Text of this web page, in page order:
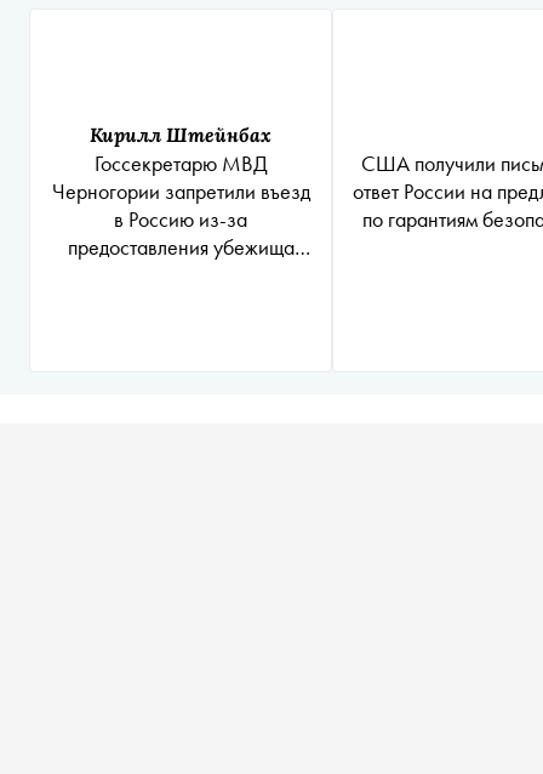
Кирилл Штейнбах
Госсекретарю МВД
Черногории запретили въезд
в Россию из-за
предоставления убежища
США получили
ответ России на
по гарантиям